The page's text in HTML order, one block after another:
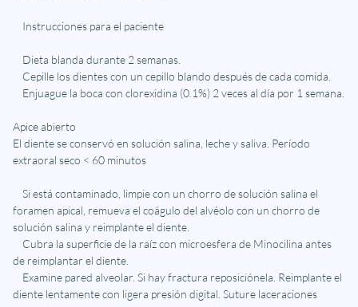
Instrucciones para el paciente
Dieta blanda durante 2 semanas.
Cepille los dientes con un cepillo blando después de cada comida.
Enjuague la boca con clorexidina (0.1%) 2 veces al día por 1 semana.
Apice abierto
El diente se conservó en solución salina, leche y saliva. Período
extraoral seco < 60 minutos
Si está contaminado, limpie con un chorro de solución salina el
foramen apical, remueva el coágulo del alvéolo con un chorro de
solución salina y reimplante el diente.
Cubra la superficie de la raíz con microesfera de Minocilina antes
de reimplantar el diente.
Examine pared alveolar. Si hay fractura reposiciónela. Reimplante el
diente lentamente con ligera presión digital. Suture laceraciones